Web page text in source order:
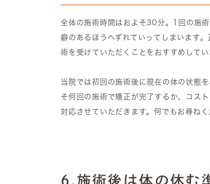
全体の施術時間はおよそ30分。1回の施
癖のあるほうへずれていってしまいます
術を受けていただくことをおすすめしてい
当院では初回の施術後に現在の体の状態
そ何回の施術で矯正が完了するか、コス
対応させていただきます。何でもお尋ねく
6.施術後は体の休む